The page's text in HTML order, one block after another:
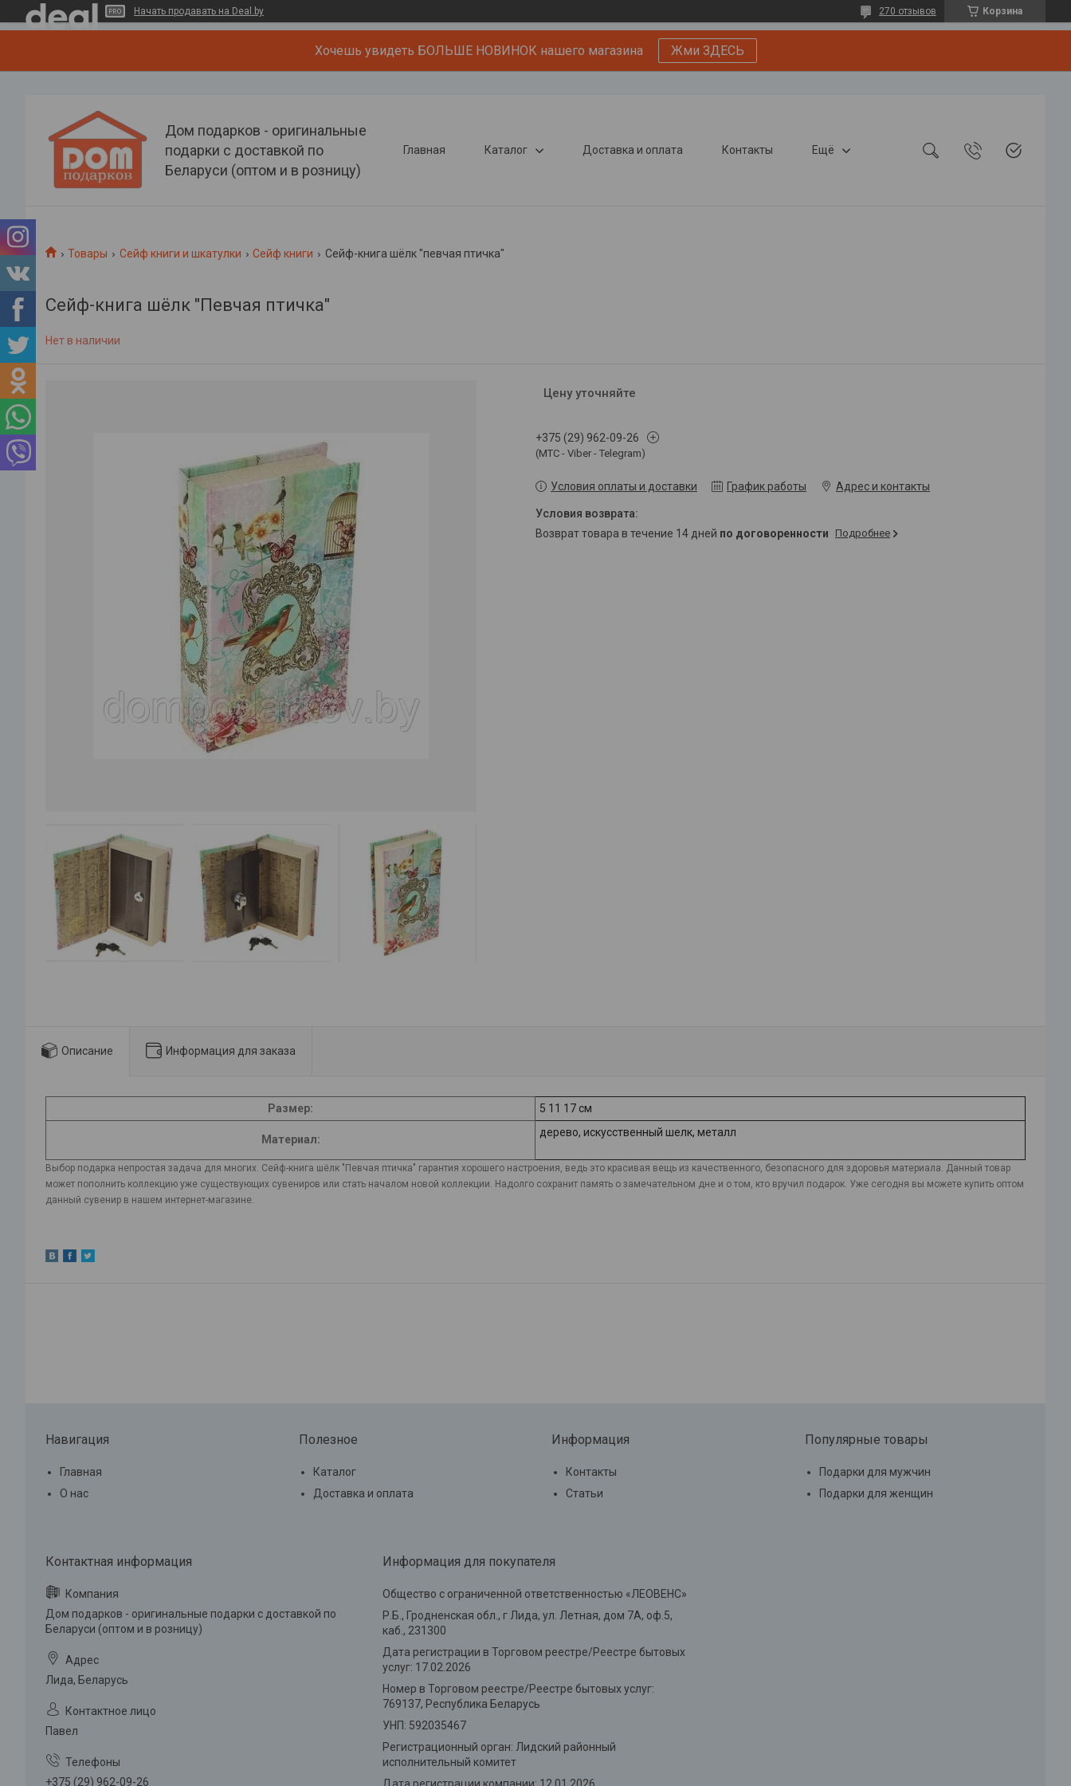
Начать продавать на Deal.by Корзина
270 отзывов
Хочешь увидеть БОЛЬШЕ НОВИНОК нашего магазина Жми ЗДЕСЬ
Дом подарков - оригинальные
подарки с доставкой по
Беларуси (оптом и в розницу)
Главная Каталог Доставка и оплата Контакты Ещё
Товары Сейф книги и шкатулки Сейф книги Сейф-книга шёлк "певчая птичка"
Сейф-книга шёлк "Певчая птичка"
Нет в наличии
Цену уточняйте
+375 (29) 962-09-26
(МТС - Viber - Telegram)
Условия оплаты и доставки График работы Адрес и контакты
возврат товара в течение 14 дней по договоренности Подробнее
Описание Информация для заказа
Размер: 5 11 17 см
Материал:
дерево, искусственный шелк, металл
Выбор подарка непростая задача для многих. Сейф-книга шёлк "Певчая птичка" гарантия хорошего настроения, ведь это красивая вещь из качественного, безопасного для здоровья материала. Данный товар
может пополнить коллекцию уже существующих сувениров или стать началом новой коллекции. Надолго сохранит память о замечательном дне и о том, кто вручил подарок. Уже сегодня вы можете купить оптом
данный сувенир в нашем интернет-магазине.
Навигация
Главная
О нас
Полезное
Каталог
Доставка и оплата
Информация
Контакты
Статьи
Популярные товары
Подарки для мужчин
Подарки для женщин
Дом подарков - оригинальные подарки с доставкой по
Беларуси (оптом и в розницу)
Лида, Беларусь
Павел
+375 (29) 962-09-26
Информация для покупателя
Общество с ограниченной ответственностью «ЛЕОВЕНС»
Р.Б., Гродненская обл., г Лида, ул. Летная, дом 7А, оф.5,
каб., 231300
Дата регистрации в Торговом реестре/Реестре бытовых
услуг: 17.02.2026
Номер в Торговом реестре/Реестре бытовых услуг:
769137, Республика Беларусь
УНП: 592035467
Регистрационный орган: Лидский районный
исполнительный комитет